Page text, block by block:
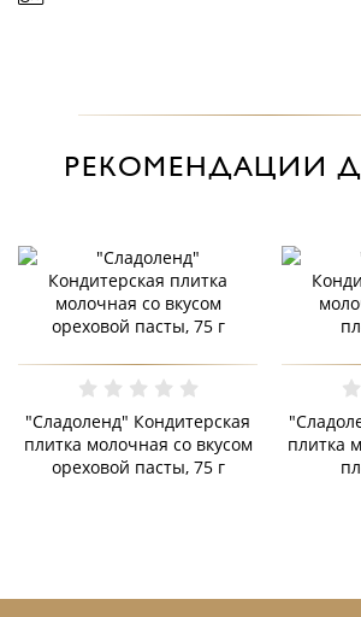
РЕКОМЕНДАЦИИ
"Сладоленд" Кондитерская
плитка молочная со вкусом
ореховой пасты, 75 г
плитка